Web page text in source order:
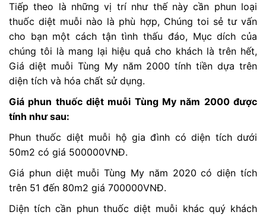
Tiếp theo là những vị trí như thế này cần phun loại
thuốc diệt muỗi nào là phù hợp, Chúng toi sẻ tư vấn
cho bạn một cách tận tình thấu đáo, Mục dích của
chúng tôi là mang lại hiệu quả cho khách là trên hết,
Giá diệt muỗi Tùng My năm 2000 tính tiền dựa trên
diện tích và hóa chất sử dụng.
Giá phun thuốc diệt muỗi Tùng My năm 2000 được
tính như sau:
Phun thuốc diệt muỗi hộ gia đình có diện tích dưới
50m2 có giá 500000VNĐ.
Giá phun diệt muỗi Tùng My năm 2020 có diện tích
trên 51 đến 80m2 giá 700000VNĐ.
Diện tích cần phun thuốc diệt muỗi khác quý khách